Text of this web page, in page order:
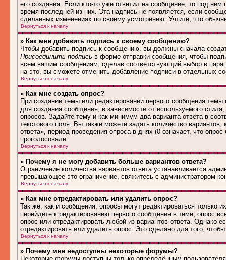
его создания. Если кто-то уже ответил на сообщение, то под
время последней из них. Эта надпись не появляется, если
сделанных изменениях по своему усмотрению. Учтите, что
Вернуться к началу
» Как мне добавить подпись к своему сообщению?
Чтобы добавить подпись к сообщению, вы должны сначала
Присоединить подпись в форме отправки сообщения, чтобы
всем вашим сообщениям, сделав соответствующий выбор в
на это, вы сможете отменить добавление подписи в отдельных
Вернуться к началу
» Как мне создать опрос?
При создании темы или редактировании первого сообщения
для создания сообщения, в зависимости от используемого
опросов. Задайте тему и как минимум два варианта ответа в
текстового поля. Вы также можете задать количество
ответа», период проведения опроса в днях (0 означает, что
проголосовали.
Вернуться к началу
» Почему я не могу добавить больше вариантов ответа?
Ограничение количества вариантов ответа устанавливается
превышающее это ограничение, свяжитесь с администратором
Вернуться к началу
» Как мне отредактировать или удалить опрос?
Так же, как и сообщения, опросы могут редактироваться только
перейдите к редактированию первого сообщения в теме; опрос
опрос или отредактировать любой из вариантов ответа. Однако
отредактировать или удалить опрос. Это сделано для того,
Вернуться к началу
» Почему мне недоступны некоторые форумы?